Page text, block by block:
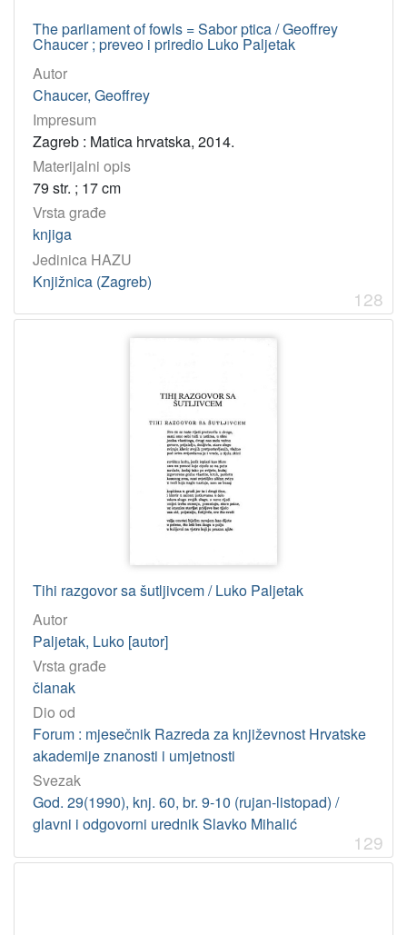
The parliament of fowls = Sabor ptica / Geoffrey
Chaucer ; preveo i priredio Luko Paljetak
Autor
Chaucer, Geoffrey
Impresum
Zagreb : Matica hrvatska, 2014.
Materijalni opis
79 str. ; 17 cm
Vrsta građe
knjiga
Jedinica HAZU
Knjižnica (Zagreb)
128
Tihi razgovor sa šutljivcem / Luko Paljetak
Autor
Paljetak, Luko [autor]
Vrsta građe
članak
Dio od
Forum : mjesečnik Razreda za književnost Hrvatske
akademije znanosti i umjetnosti
Svezak
God. 29(1990), knj. 60, br. 9-10 (rujan-listopad) /
glavni i odgovorni urednik Slavko Mihalić
129